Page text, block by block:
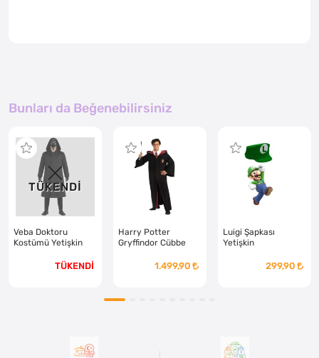
Bunları da Beğenebilirsiniz
TÜKENDİ
Veba Doktoru
Kostümü Yetişkin
TÜKENDİ
Harry Potter
Gryffindor Cübbe
1.499,90
Luigi Şapkası
Yetişkin
299,90